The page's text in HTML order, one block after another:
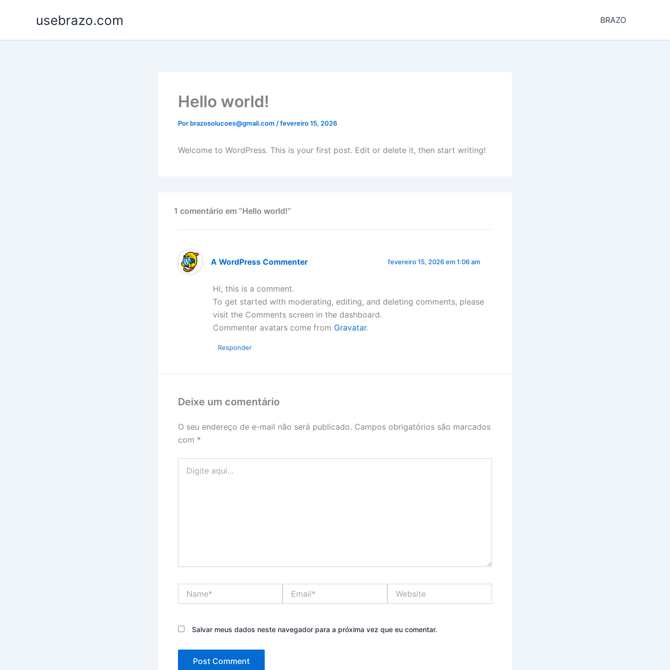
usebrazo.com BRAZO
Hello world!
Por brazosolucoes@gmail.com /fevereiro 15, 2026
Welcome to WordPress. This is your first post. Edit or delete it, then start writing!
1 comentário em “Hello world!”
A WordPress Commenter fevereiro 15, 2026 em 1:06 am
Hi, this is a comment.
To get started with moderating, editing, and deleting comments, please
visit the Comments screen in the dashboard.
Commenter avatars come from Gravatar.
Responder
Deixe um comentário
O seu endereço de e-mail não será publicado. Campos obrigatórios são marcados
com *
aqui...
Salvar meus dados neste navegador para a próxima vez que eu comentar.